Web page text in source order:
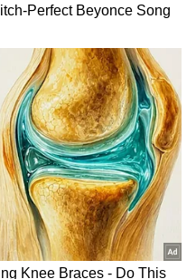
ನಿರ್ವಹಿಸದಿದ್ದರೆ
ಈ ಸಮಯದಲ್ಲಿ ನೀವು
ಹಿರಿಯರು
ಇದನ್ನೂ ಓದಿ -
ನಕ್ಷತ್ರದಲ್ಲಿ ಬುಧನ
ಐದು ರಾಶಿಚಕ್ರ ಚಿಹ್ನೆಗಳ
ಮತ್ತು ಗಮನಾರ್ಹ